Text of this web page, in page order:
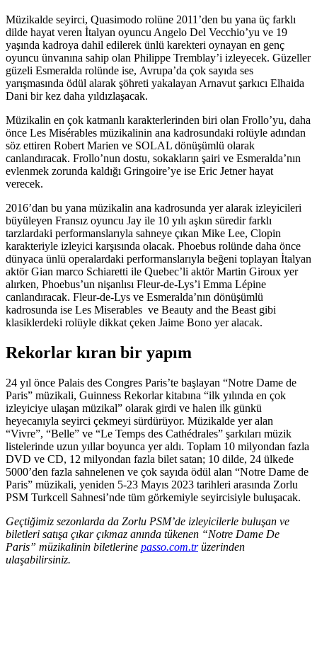
Müzikalde seyirci, Quasimodo rolüne 2011’den bu yana üç farklı
dilde hayat veren İtalyan oyuncu Angelo Del Vecchio’yu ve 19
yaşında kadroya dahil edilerek ünlü karekteri oynayan en genç
oyuncu ünvanına sahip olan Philippe Tremblay’i izleyecek. Güzeller
güzeli Esmeralda rolünde ise, Avrupa’da çok sayıda ses
yarışmasında ödül alarak şöhreti yakalayan Arnavut şarkıcı Elhaida
Dani bir kez daha yıldızlaşacak.
Müzikalin en çok katmanlı karakterlerinden biri olan Frollo’yu, daha
önce Les Misérables müzikalinin ana kadrosundaki rolüyle adından
söz ettiren Robert Marien ve SOLAL dönüşümlü olarak
canlandıracak. Frollo’nun dostu, sokakların şairi ve Esmeralda’nın
evlenmek zorunda kaldığı Gringoire’ye ise Eric Jetner hayat
verecek.
2016’dan bu yana müzikalin ana kadrosunda yer alarak izleyicileri
büyüleyen Fransız oyuncu Jay ile 10 yılı aşkın süredir farklı
tarzlardaki performanslarıyla sahneye çıkan Mike Lee, Clopin
karakteriyle izleyici karşısında olacak. Phoebus rolünde daha önce
dünyaca ünlü operalardaki performanslarıyla beğeni toplayan İtalyan
aktör Gian marco Schiaretti ile Quebec’li aktör Martin Giroux yer
alırken, Phoebus’un nişanlısı Fleur-de-Lys’i Emma Lépine
canlandıracak. Fleur-de-Lys ve Esmeralda’nın dönüşümlü
kadrosunda ise Les Miserables ve Beauty and the Beast gibi
klasiklerdeki rolüyle dikkat çeken Jaime Bono yer alacak.
Rekorlar kıran bir yapım
24 yıl önce Palais des Congres Paris’te başlayan “Notre Dame de
Paris” müzikali, Guinness Rekorlar kitabına “ilk yılında en çok
izleyiciye ulaşan müzikal” olarak girdi ve halen ilk günkü
heyecanıyla seyirci çekmeyi sürdürüyor. Müzikalde yer alan
“Vivre”, “Belle” ve “Le Temps des Cathédrales” şarkıları müzik
listelerinde uzun yıllar boyunca yer aldı. Toplam 10 milyondan fazla
DVD ve CD, 12 milyondan fazla bilet satan; 10 dilde, 24 ülkede
5000’den fazla sahnelenen ve çok sayıda ödül alan “Notre Dame de
Paris” müzikali, yeniden 5-23 Mayıs 2023 tarihleri arasında Zorlu
PSM Turkcell Sahnesi’nde tüm görkemiyle seyircisiyle buluşacak.
Geçtiğimiz sezonlarda da Zorlu PSM’de izleyicilerle buluşan ve
biletleri satışa çıkar çıkmaz anında tükenen “Notre Dame De
Paris” müzikalinin biletlerine passo.com.trüzerinden
ulaşabilirsiniz.